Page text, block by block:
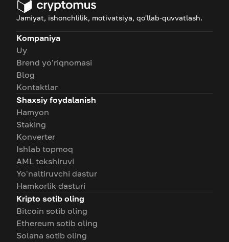
Jamiyat, ishonchlilik, motivatsiya, qo'llab-quvvatlash.
Kompaniya
Uy
Brend yo'riqnomasi
Blog
Kontaktlar
Shaxsiy foydalanish
Hamyon
Staking
Konverter
Ishlab topmoq
AML tekshiruvi
Yo'naltiruvchi dastur
Hamkorlik dasturi
Kripto sotib oling
Bitcoin sotib oling
Ethereum sotib oling
Solana sotib oling